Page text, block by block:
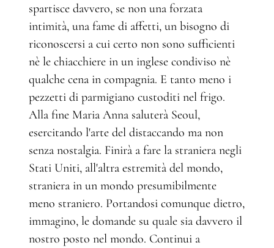
spartisce davvero, se non una forzata
intimità, una fame di affetti, un bisogno di
riconoscersi a cui certo non sono sufficienti
nè le chiacchiere in un inglese condiviso nè
qualche cena in compagnia. E tanto meno i
pezzetti di parmigiano custoditi nel frigo.
Alla fine Maria Anna saluterà Seoul,
esercitando l'arte del distaccando ma non
senza nostalgia. Finirà a fare la straniera negli
Stati Uniti, all'altra estremità del mondo,
straniera in un mondo presumibilmente
meno straniero. Portandosi comunque dietro,
immagino, le domande su quale sia davvero il
nostro posto nel mondo. Continui a